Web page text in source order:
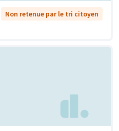
Non retenue par le tri citoyen